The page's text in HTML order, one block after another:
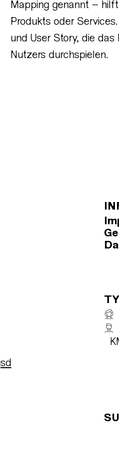
Mapping genannt –
Produkts oder
und User Story, die
Nutzers durchspielen.